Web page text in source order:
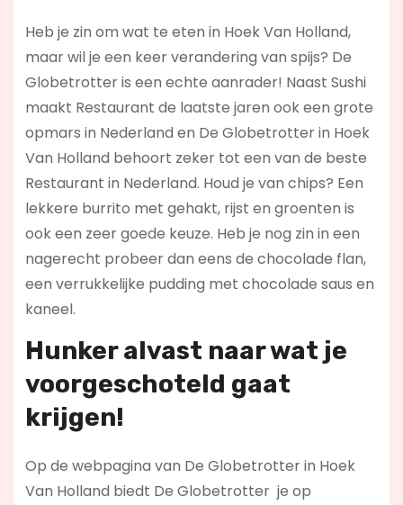
Heb je zin om wat te eten in Hoek Van Holland,
maar wil je een keer verandering van spijs? De
Globetrotter is een echte aanrader! Naast Sushi
maakt Restaurant de laatste jaren ook een grote
opmars in Nederland en De Globetrotter in Hoek
Van Holland behoort zeker tot een van de beste
Restaurant in Nederland. Houd je van chips? Een
lekkere burrito met gehakt, rijst en groenten is
ook een zeer goede keuze. Heb je nog zin in een
nagerecht probeer dan eens de chocolade flan,
een verrukkelijke pudding met chocolade saus en
kaneel.
Hunker alvast naar wat je
voorgeschoteld gaat
krijgen!
Op de webpagina van De Globetrotter in Hoek
Van Holland biedt De Globetrotter je op